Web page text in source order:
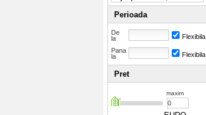
Perioada
De
la
Flexibila
Pana
la
Flexibila
Pret
maxim